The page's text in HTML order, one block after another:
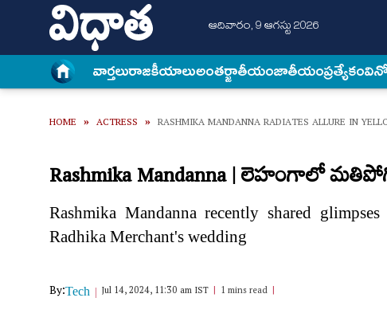
ఆదివారం, 9 ఆగస్టు 2026
వార్త‌లురాజకీయాలుఅంత‌ర్జాతీయంజాతీయంప్రత్యేకం
HOME » ACTRESS » RASHMIKA MANDANNA RADIATES ALLURE IN
Rashmika Mandanna | లెహంగాలో
Rashmika Mandanna recently shared
Radhika Merchant's wedding
By:Tech Jul 14, 2024, 11:30 am IST 1 mins read